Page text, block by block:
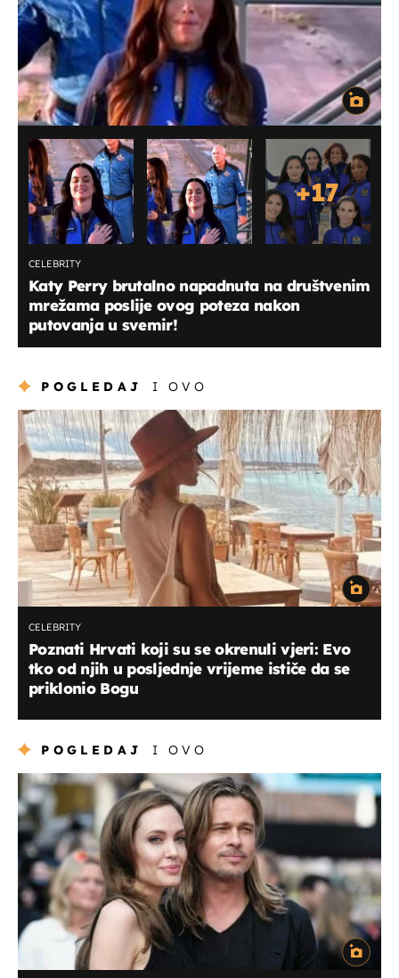
+17
CELEBRITY
Katy Perry brutalno napadnuta na društvenim
mrežama poslije ovog poteza nakon
putovanja u svemir!
POGLEDAJ I OVO
CELEBRITY
Poznati Hrvati koji su se okrenuli vjeri: Evo
tko od njih u posljednje vrijeme ističe da se
priklonio Bogu
POGLEDAJ I OVO